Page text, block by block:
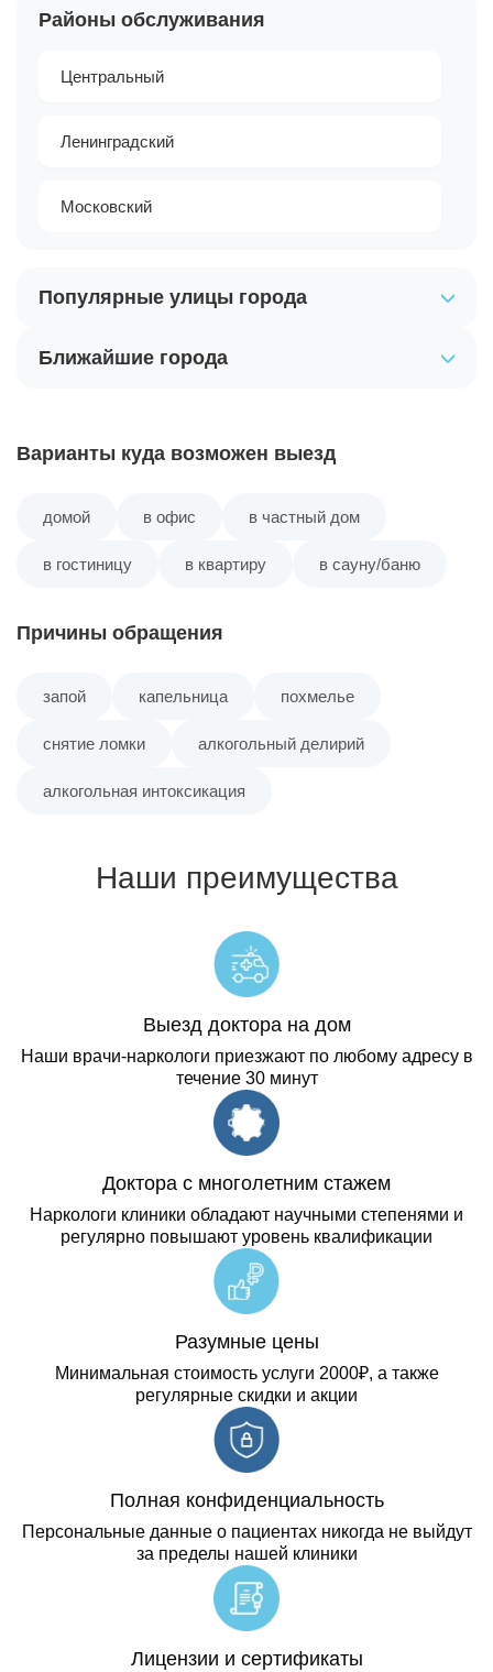
Районы обслуживания
Центральный
Ленинградский
Московский
Популярные улицы города
Ближайшие города
Варианты куда возможен выезд
домой в офис в частный дом
в гостиницу в квартиру в сауну/баню
Причины обращения
запой капельница похмелье
снятие ломки алкогольный делирий
алкогольная интоксикация
Наши преимущества
Выезд доктора на дом
Наши врачи-наркологи приезжают по любому адресу в
течение 30 минут
Доктора с многолетним стажем
Наркологи клиники обладают научными степенями и
регулярно повышают уровень квалификации
Разумные цены
Минимальная стоимость услуги 2000₽, а также
регулярные скидки и акции
Полная конфиденциальность
Персональные данные о пациентах никогда не выйдут
за пределы нашей клиники
Лицензии и сертификаты